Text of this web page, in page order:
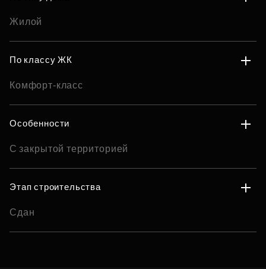
Жилой
По классу ЖК
Комфорт-класс
Особенности
С закрытой территорией
Этап строительства
Сдан